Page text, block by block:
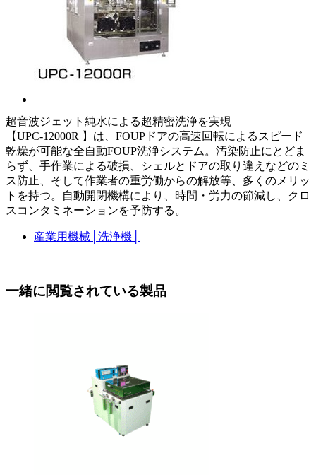
超音波ジェット純水による超精密洗浄を実現
【UPC-12000R 】は、FOUPドアの高速回転によるスピード
乾燥が可能な全自動FOUP洗浄システム。汚染防止にとどま
らず、手作業による破損、シェルとドアの取り違えなどのミ
ス防止、そして作業者の重労働からの解放等、多くのメリッ
トを持つ。自動開閉機構により、時間・労力の節減し、クロ
スコンタミネーションを予防する。
産業用機械 洗浄機
一緒に閲覧されている製品